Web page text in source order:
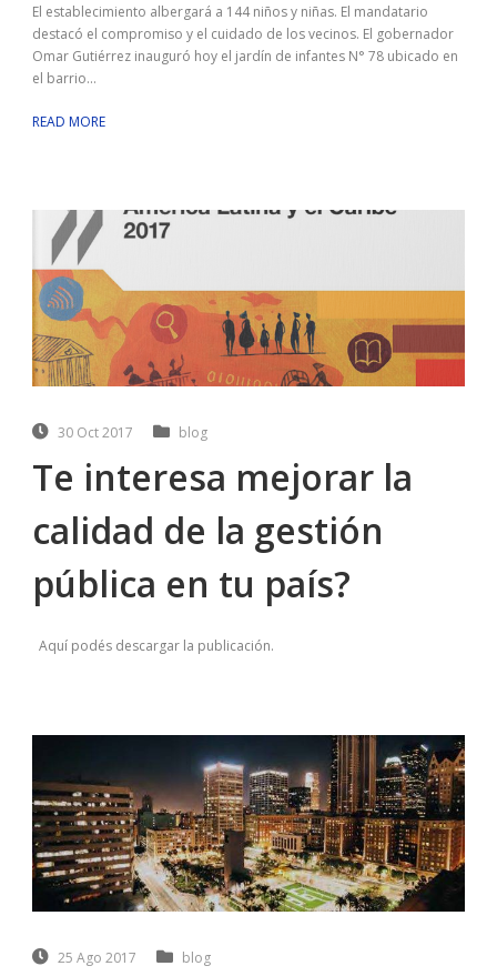
El establecimiento albergará a 144 niños y niñas. El mandatario
destacó el compromiso y el cuidado de los vecinos. El gobernador
Omar Gutiérrez inauguró hoy el jardín de infantes N° 78 ubicado en
el barrio...
READ MORE
30 Oct 2017 blog
Te interesa mejorar la
calidad de la gestión
pública en tu país?
Aquí podés descargar la publicación.
25 Ago 2017 blog